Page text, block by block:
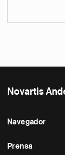
Novartis
Navegador
Prensa